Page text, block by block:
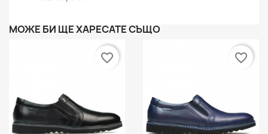
МОЖЕ БИ ЩЕ ХАРЕСАТЕ СЪЩО
favorite_border favorite_border